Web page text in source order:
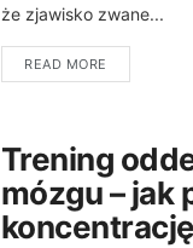
że zjawisko zwane...
READ MORE
Trening
mózgu – jak
koncentrację